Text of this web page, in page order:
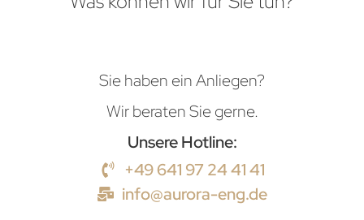
Sie haben ein Anliegen?
Wir beraten Sie gerne.
Unsere Hotline:
+49 641 97 24 41 41
info@aurora-eng.de